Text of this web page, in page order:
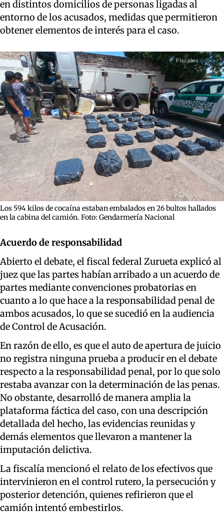
en distintos domicilios de personas ligadas al
entorno de los acusados, medidas que permitieron
obtener elementos de interés para el caso.
Los 594 kilos de cocaína estaban embalados en 26 bultos hallados
en la cabina del camión. Foto: Gendarmería Nacional
Acuerdo de responsabilidad
Abierto el debate, el fiscal federal Zurueta explicó al
juez que las partes habían arribado a un acuerdo de
partes mediante convenciones probatorias en
cuanto a lo que hace a la responsabilidad penal de
ambos acusados, lo que se sucedió en la audiencia
de Control de Acusación.
En razón de ello, es que el auto de apertura de juicio
no registra ninguna prueba a producir en el debate
respecto a la responsabilidad penal, por lo que solo
restaba avanzar con la determinación de las penas.
No obstante, desarrolló de manera amplia la
plataforma fáctica del caso, con una descripción
detallada del hecho, las evidencias reunidas y
demás elementos que llevaron a mantener la
imputación delictiva.
La fiscalía mencionó el relato de los efectivos que
intervinieron en el control rutero, la persecución y
posterior detención, quienes refirieron que el
camión intentó embestirlos.